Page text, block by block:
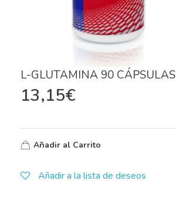
L-GLUTAMINA 90 CÁPSULAS
13,15€
Añadir al Carrito
Añadir a la lista de deseos